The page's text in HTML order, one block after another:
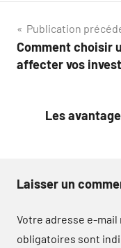
Navigation
de
Publication
Comment choisir
affecter vos
Les
Laisser un
Votre adresse e-mail
obligatoires sont